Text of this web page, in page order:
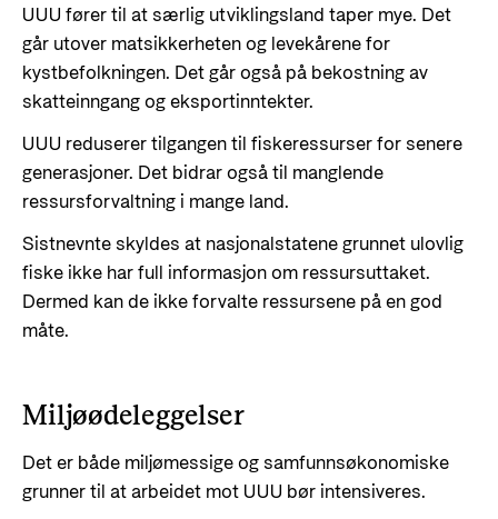
UUU fører til at særlig utviklingsland taper mye. Det
går utover matsikkerheten og levekårene for
kystbefolkningen. Det går også på bekostning av
skatteinngang og eksportinntekter.
UUU reduserer tilgangen til fiskeressurser for senere
generasjoner. Det bidrar også til manglende
ressursforvaltning i mange land.
Sistnevnte skyldes at nasjonalstatene grunnet ulovlig
fiske ikke har full informasjon om ressursuttaket.
Dermed kan de ikke forvalte ressursene på en god
måte.
Miljøødeleggelser
Det er både miljømessige og samfunnsøkonomiske
grunner til at arbeidet mot UUU bør intensiveres.